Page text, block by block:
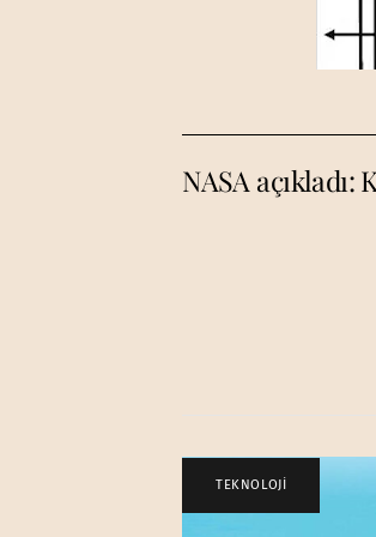
NASA
TEKNOLOJİ